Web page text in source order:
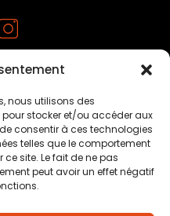
nous utilisons des
stocker et/ou accéder aux
consentir à ces technologies
telles que le comportement
site. Le fait de ne pas
peut avoir un effet négatif
Création agence positive